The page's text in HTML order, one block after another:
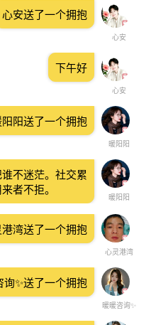
心安
心安送了一个拥抱
心安
下午好
暖阳阳
阳阳送了一个拥抱
暖阳阳
不迷茫。社交累
者不拒。
心灵港湾
湾送了一个拥抱
暖暖咨询✨️
询✨️送了一个拥抱